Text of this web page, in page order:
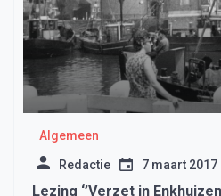
Algemeen
Redactie 7 maart 2017
Lezing ‘’Verzet in